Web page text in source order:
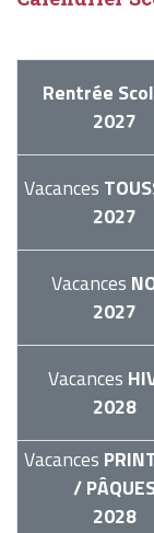
Rentrée
2027
Vacances
2027
Vacances
2027
Vacances
2028
Vacances
/
2028